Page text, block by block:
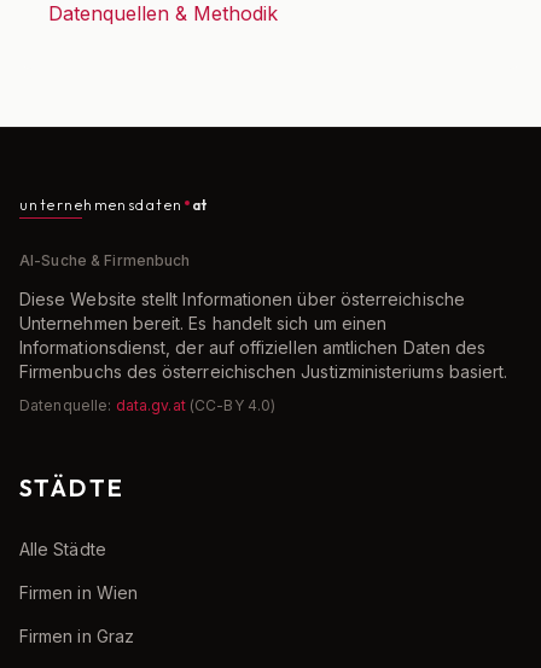
Datenquellen & Methodik
unternehmensdaten at
AI-Suche & Firmenbuch
Diese Website stellt Informationen über österreichische
Unternehmen bereit. Es handelt sich um einen
Informationsdienst, der auf offiziellen amtlichen Daten des
Firmenbuchs des österreichischen Justizministeriums basiert.
Datenquelle: data.gv.at (CC-BY 4.0)
STÄDTE
Alle Städte
Firmen in Wien
Firmen in Graz